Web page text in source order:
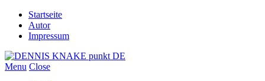
Startseite
Autor
Impressum
Menu Close